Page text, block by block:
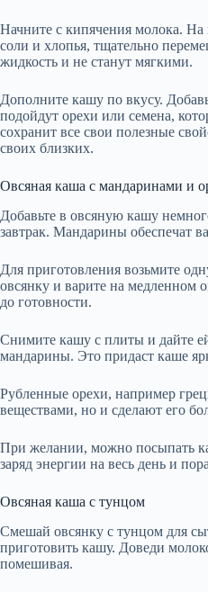
Начните с кипячения молока.
соли и хлопья, тщательно
жидкость и не станут мягкими.
Дополните кашу по вкусу.
подойдут орехи или семена,
сохранит все свои полезные
своих близких.
Овсяная каша с мандаринами и
Добавьте в овсяную кашу
завтрак. Мандарины обеспечат
Для приготовления возьмите
овсянку и варите на медленном
до готовности.
Снимите кашу с плиты и дайте
мандарины. Это придаст каше
Рубленные орехи, например
веществами, но и сделают его
При желании, можно посыпать
заряд энергии на весь день и
Овсяная каша с тунцом
Смешай овсянку с тунцом для
приготовить кашу. Доведи
помешивая.